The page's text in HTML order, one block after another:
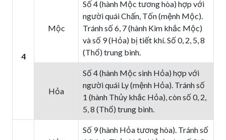
4
Mộc
Số 4 (hành Mộc tương hòa) hợp với
người quái Chấn, Tốn (mệnh Mộc).
Tránh số 6, 7 (hành Kim khắc Mộc)
và số 9 (Hỏa) bị tiết khí. Số 0, 2, 5, 8
(Thổ) trung bình.
Hỏa
Số 4 (hành Mộc sinh Hỏa) hợp với
người quái Ly (mệnh Hỏa). Tránh số
1 (hành Thủy khắc Hỏa), còn số 0, 2,
5, 8 (Thổ) trung bình.
Số 9 (hành Hỏa tương hòa). Tránh số